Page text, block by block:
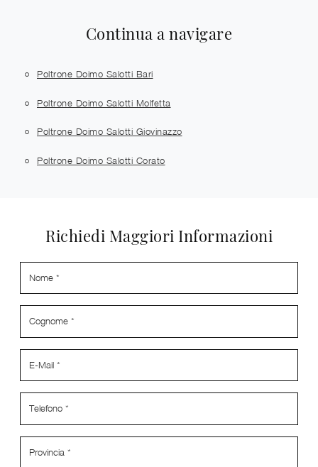
Continua a navigare
Poltrone Doimo Salotti Bari
Poltrone Doimo Salotti Molfetta
Poltrone Doimo Salotti Giovinazzo
Poltrone Doimo Salotti Corato
Richiedi Maggiori Informazioni